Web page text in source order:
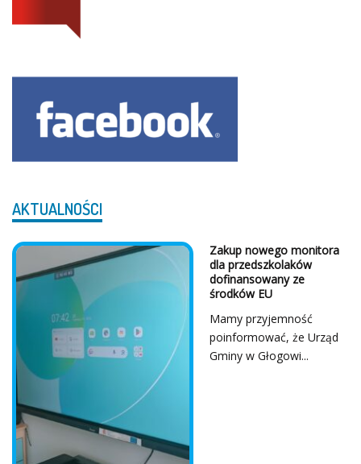
AKTUALNOŚCI
Zakup nowego monitora
dla przedszkolaków
dofinansowany ze
środków EU
Mamy przyjemność
poinformować, że Urząd
Gminy w Głogowi...